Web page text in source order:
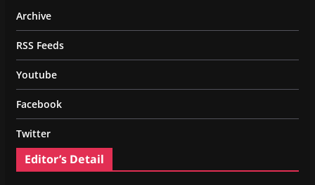
Archive
RSS Feeds
Youtube
Facebook
Twitter
Editor’s Detail